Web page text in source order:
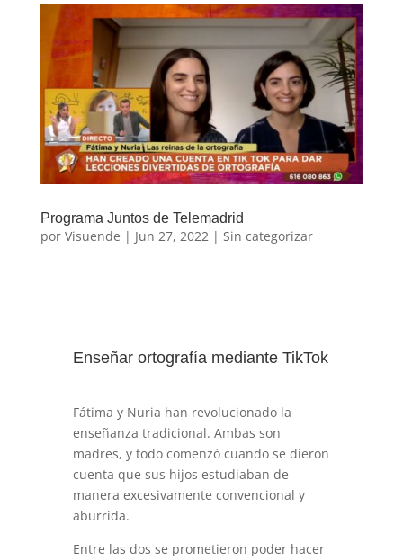
Programa Juntos de Telemadrid
por Visuende | Jun 27, 2022| Sin categorizar
Enseñar ortografía mediante TikTok
Fátima y Nuria han revolucionado la
enseñanza tradicional. Ambas son
madres, y todo comenzó cuando se dieron
cuenta que sus hijos estudiaban de
manera excesivamente convencional y
aburrida.
Entre las dos se prometieron poder hacer